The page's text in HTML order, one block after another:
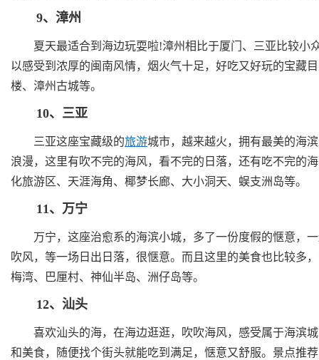
9、漳州
夏天最适合到海边玩耍啦!漳州相比于厦门、三亚比较小
以感受到浓厚的闽南风情，烟火气十足，好吃又好玩的宝藏
楼、漳州古城等。
10、三亚
三亚这座宝藏级的旅游城市，越来越火，拥有最美的海
浪漫，这里有吹不完的海风，看不完的日落，还有吃不完的
化旅游区、天涯海角、椰梦长廊、大小洞天、蜈支洲岛等。
11、万宁
万宁，这座治愈系的海滨小城，多了一份度假的惬意，一
吹风，等一场日出日落，很惬意。而且这里的美食也比较多
梅湾、巴厘村、神仙半岛、洲仔岛等。
12、汕头
喜欢汕头的海，在海边逛逛，吹吹海风，感受属于海滨城
和美食，随便找个街头就能吃到满足，惬意又舒服。景点推
国内旅游必去景点推荐(一